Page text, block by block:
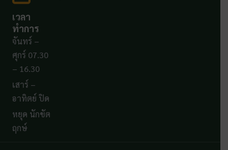
เวลา
ทำการ
จันทร์ –
ศุกร์ 07.30
– 16.30
เสาร์ –
อาทิตย์ ปิด
หยุด นักขัต
ฤกษ์